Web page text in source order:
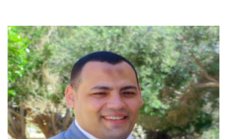
الطلاب
هيئة التدريس
الدراسات العليا
الخريجين